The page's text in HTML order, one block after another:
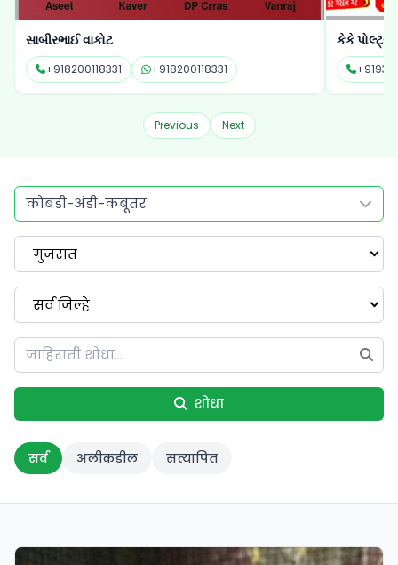
કેકે પોલ્ટ્રી ફાર્મ્સ
+919327607575 +919327607575
ક્રિષ્ના
Previous Next
कोंबडी-अंडी-कबूतर
गुजरात
सर्व जिल्हे
शोधा
सर्व अलीकडील सत्यापित